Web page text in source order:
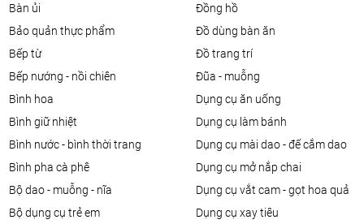
bàn ủi
bảo quản thực phẩm
bếp từ
bếp nướng - nồi chiên
bình hoa
bình giữ nhiệt
bình nước - bình thời trang
bình pha cà phê
bộ dao - muỗng - nĩa
bộ dụng cụ trẻ em
đồng hồ
đồ dùng bàn ăn
đồ trang trí
đũa - muỗng
dụng cụ ăn uống
dụng cụ làm bánh
dụng cụ mài dao - đế cắm dao
dụng cụ mở nắp chai
dụng cụ vắt cam - gọt hoa quả
dụng cụ xay tiêu